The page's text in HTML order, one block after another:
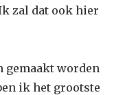
zal dat ook hier
gemaakt worden
ik het grootste